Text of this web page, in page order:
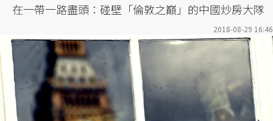
在一帶一路盡頭：碰壁「倫敦之巔」的中國炒房大隊
2018-08-29 16:46